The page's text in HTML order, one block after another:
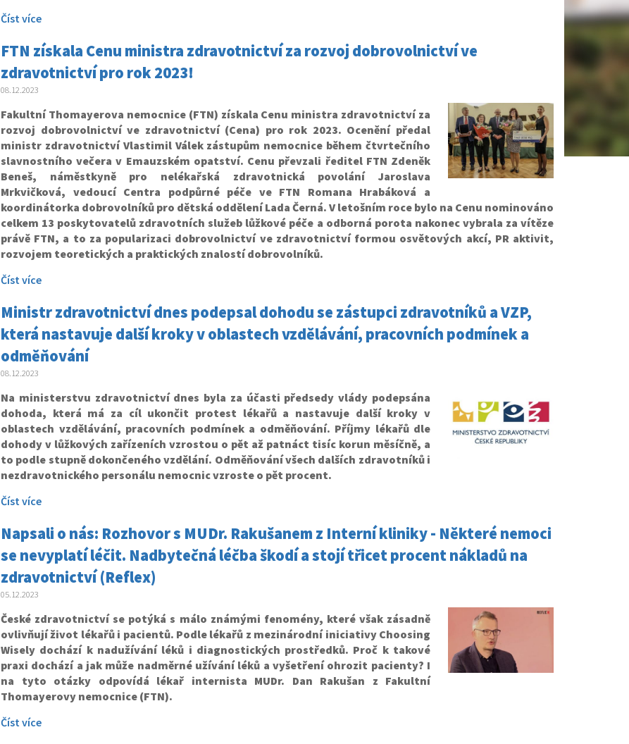
Číst více
FTN získala Cenu ministra zdravotnictví za rozvoj dobrovolnictví ve
zdravotnictví pro rok 2023!
08.12.2023
Fakultní Thomayerova nemocnice (FTN) získala Cenu ministra zdravotnictví za
rozvoj dobrovolnictví ve zdravotnictví (Cena) pro rok 2023. Ocenění předal
ministr zdravotnictví Vlastimil Válek zástupům nemocnice během čtvrtečního
slavnostního večera v Emauzském opatství. Cenu převzali ředitel FTN Zdeněk
Beneš, náměstkyně pro nelékařská zdravotnická povolání Jaroslava
Mrkvičková, vedoucí Centra podpůrné péče ve FTN Romana Hrabáková a
koordinátorka dobrovolníků pro dětská oddělení Lada Černá. V letošním roce bylo na Cenu nominováno
celkem 13 poskytovatelů zdravotních služeb lůžkové péče a odborná porota nakonec vybrala za vítěze
právě FTN, a to za popularizaci dobrovolnictví ve zdravotnictví formou osvětových akcí, PR aktivit,
rozvojem teoretických a praktických znalostí dobrovolníků.
Číst více
Ministr zdravotnictví dnes podepsal dohodu se zástupci zdravotníků a VZP,
která nastavuje další kroky v oblastech vzdělávání, pracovních podmínek a
odměňování
08.12.2023
Na ministerstvu zdravotnictví dnes byla za účasti předsedy vlády podepsána
dohoda, která má za cíl ukončit protest lékařů a nastavuje další kroky v
oblastech vzdělávání, pracovních podmínek a odměňování. Příjmy lékařů dle
dohody v lůžkových zařízeních vzrostou o pět až patnáct tisíc korun měsíčně, a
to podle stupně dokončeného vzdělání. Odměňování všech dalších zdravotníků i
nezdravotnického personálu nemocnic vzroste o pět procent.
Číst více
Napsali o nás: Rozhovor s MUDr. Rakušanem z Interní kliniky - Některé nemoci
se nevyplatí léčit. Nadbytečná léčba škodí a stojí třicet procent nákladů na
zdravotnictví (Reflex)
05.12.2023
České zdravotnictví se potýká s málo známými fenomény, které však zásadně
ovlivňují život lékařů i pacientů. Podle lékařů z mezinárodní iniciativy Choosing
Wisely dochází k nadužívání léků i diagnostických prostředků. Proč k takové
praxi dochází a jak může nadměrné užívání léků a vyšetření ohrozit pacienty? I
na tyto otázky odpovídá lékař internista MUDr. Dan Rakušan z Fakultní
Thomayerovy nemocnice (FTN).
Číst více